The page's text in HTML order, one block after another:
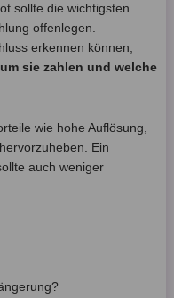
sollte die wichtigsten
offenlegen.
erkennen können,
sie zahlen und welche
wie hohe Auflösung,
Ein
auch weniger